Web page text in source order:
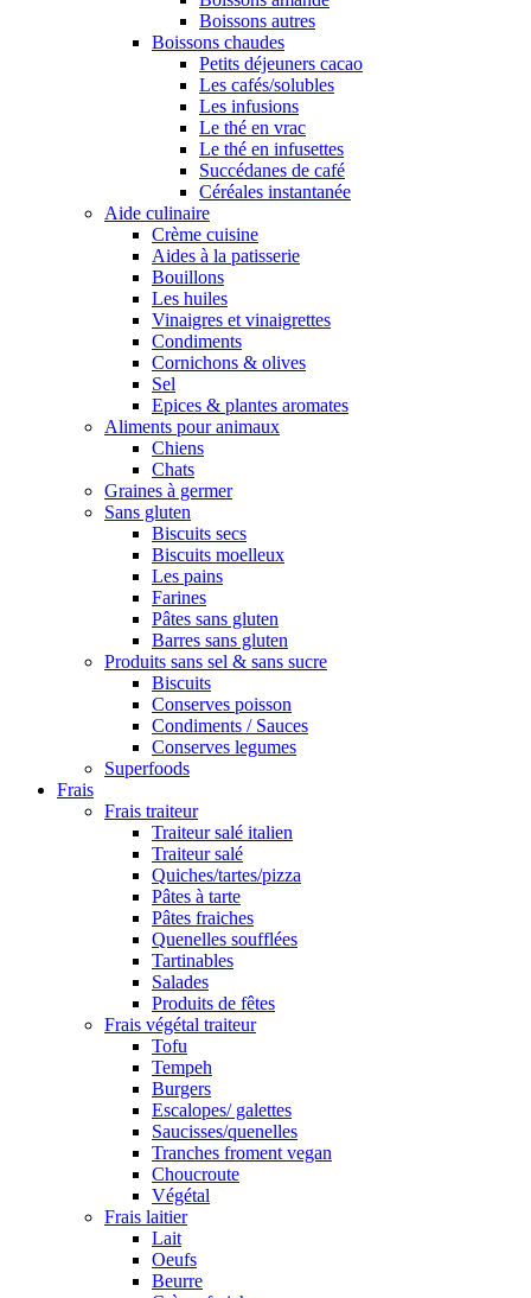
Boissons autres
Boissons chaudes
Petits déjeuners cacao
Les cafés/solubles
Les infusions
Le thé en vrac
Le thé en infusettes
Succédanes de café
Céréales instantanée
Aide culinaire
Crème cuisine
Aides à la patisserie
Bouillons
Les huiles
Vinaigres et vinaigrettes
Condiments
Cornichons & olives
Sel
Epices & plantes aromates
Aliments pour animaux
Chiens
Chats
Graines à germer
Sans gluten
Biscuits secs
Biscuits moelleux
Les pains
Farines
Pâtes sans gluten
Barres sans gluten
Produits sans sel & sans sucre
Biscuits
Conserves poisson
Condiments / Sauces
Conserves legumes
Superfoods
Frais
Frais traiteur
Traiteur salé italien
Traiteur salé
Quiches/tartes/pizza
Pâtes à tarte
Pâtes fraiches
Quenelles soufflées
Tartinables
Salades
Produits de fêtes
Frais végétal traiteur
Tofu
Tempeh
Burgers
Escalopes/ galettes
Saucisses/quenelles
Tranches froment vegan
Choucroute
Végétal
Frais laitier
Lait
Oeufs
Beurre